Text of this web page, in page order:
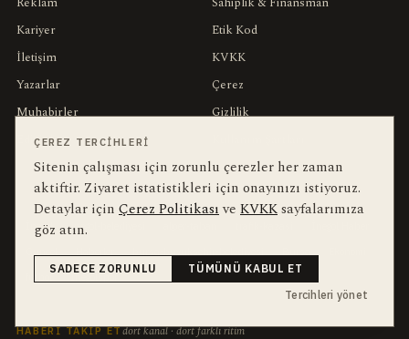
Kariyer
İletişim
Yazarlar
Muhabirler
Editörler
Etik Kod
KVKK
Çerez
Gizlilik
YEREL ARANANLAR bu hafta en çok aranan
İnegöl inegol-belediyesi
HABERI TAKIP ETdört kanal · dört farklı ritim
ÇEREZ TERCIHLERI
Sitenin çalışması için zorunlu çerezler her zaman
aktiftir. Ziyaret istatistikleri için onayınızı istiyoruz.
Detaylar için Çerez Politikasıve KVKKsayfalarımıza
göz atın.
SADECE ZORUNLU
TÜMÜNÜ KABUL ET
Tercihleri yönet